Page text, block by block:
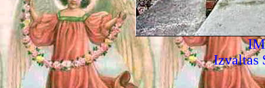
Izvaltas